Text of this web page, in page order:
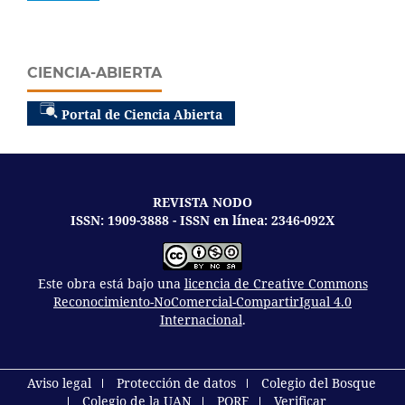
CIENCIA-ABIERTA
Portal de Ciencia Abierta
REVISTA NODO
ISSN: 1909-3888 - ISSN en línea: 2346-092X
Este obra está bajo una licencia de Creative Commons
Reconocimiento-NoComercial-CompartirIgual 4.0
Internacional.
Aviso legal Protección de datos
Colegio del Bosque
Colegio de la UAN
PQRF Verificar